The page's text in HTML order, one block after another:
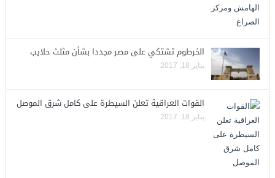
الخرطوم تشتكي على مصر مجددا بشأن مثلث حلايب
يناير 18, 2017
القوات العراقية تعلن السيطرة على كامل شرق الموصل
يناير 18, 2017